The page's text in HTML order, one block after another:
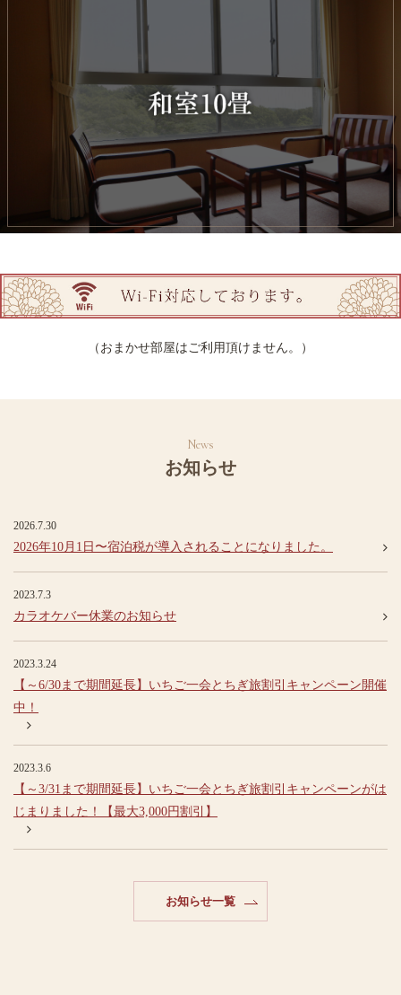
（おまかせ部屋はご利用頂けません。）
お知らせ
2026.7.30
2026年10月1日〜宿泊税が導入されることになりました。
2023.7.3
カラオケバー休業のお知らせ
2023.3.24
【～6/30まで期間延長】いちご一会とちぎ旅割引キャンペーン開催
中！
2023.3.6
【～3/31まで期間延長】いちご一会とちぎ旅割引キャンペーンがは
じまりました！【最大3,000円割引】
お知らせ一覧